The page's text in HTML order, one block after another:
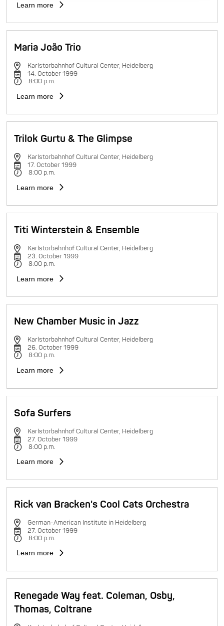
Learn more
Maria João Trio
Karlstorbahnhof Cultural Center, Heidelberg
14. October 1999
8:00 p.m.
Learn more
Trilok Gurtu & The Glimpse
Karlstorbahnhof Cultural Center, Heidelberg
17. October 1999
8:00 p.m.
Learn more
Titi Winterstein & Ensemble
Karlstorbahnhof Cultural Center, Heidelberg
23. October 1999
8:00 p.m.
Learn more
New Chamber Music in Jazz
Karlstorbahnhof Cultural Center, Heidelberg
26. October 1999
8:00 p.m.
Learn more
Sofa Surfers
Karlstorbahnhof Cultural Center, Heidelberg
27. October 1999
8:00 p.m.
Learn more
Rick van Bracken's Cool Cats Orchestra
German-American Institute in Heidelberg
27. October 1999
8:00 p.m.
Learn more
Renegade Way feat. Coleman, Osby,
Thomas, Coltrane